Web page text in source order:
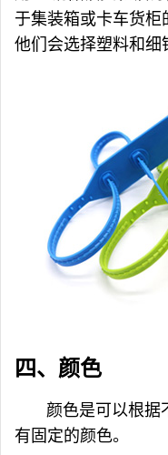
于集装箱或卡车货柜
他们会选择塑料和细
四、 颜色
颜色是可以根据
有固定的颜色。